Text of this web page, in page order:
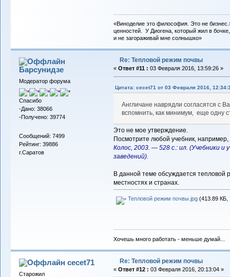
«Виноделие это философия. Это не
ценностей. У Диогена, который жил в
и не загораживай мне солнышко»
Барсунидзе
Модератор форума
Спасибо
-Дано: 38066
-Получено: 39774
Сообщений: 7499
Рейтинг: 39886
г.Саратов
Re: Тепловой режим почвы
« Ответ #11 : 03 Февраля 2016, 13:59:26 »
Цитата: cecet71 от 03 Февраля 2016,
Англичане наврядли согласятся с
вспомнить, как минимум, еще одну
Это не мое утверждение.
Посмотрите любой учебник, например,
Колос, 2003. — 528 с.: ил. (Учебники и
заведений).
В данной теме обсуждается тепловой
местностях и странах.
Тепловой режим почвы.jpg(413.89 КБ,
Хочешь много работать - меньше думай...
cecet71
Старожил
Re: Тепловой режим почвы
« Ответ #12 : 03 Февраля 2016, 20:13:04 »